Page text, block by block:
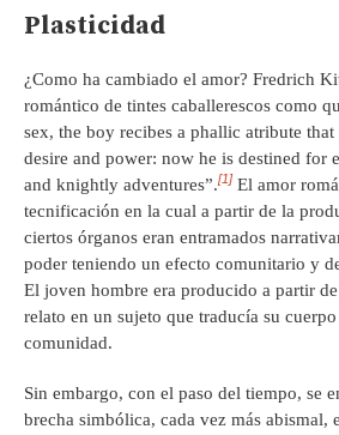
Plasticidad
¿Como ha cambiado el amor? Fredrich
romántico de tintes caballerescos como
sex, the boy recibes a phallic atribute
desire and power: now he is destined for
and knightly adventures”.[1] El amor
tecnificación en la cual a partir de la
ciertos órganos eran entramados
poder teniendo un efecto comunitario y
El joven hombre era producido a partir
relato en un sujeto que traducía su
comunidad.
Sin embargo, con el paso del tiempo, se
brecha simbólica, cada vez más abismal,